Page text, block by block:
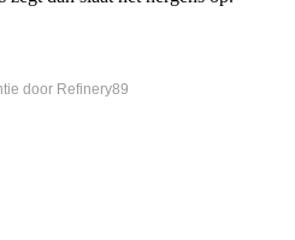
door Refinery89